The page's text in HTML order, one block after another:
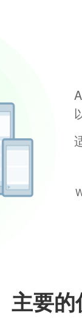
主要的